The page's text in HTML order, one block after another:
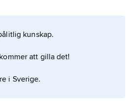
kunskap.
att gilla det!
i Sverige.